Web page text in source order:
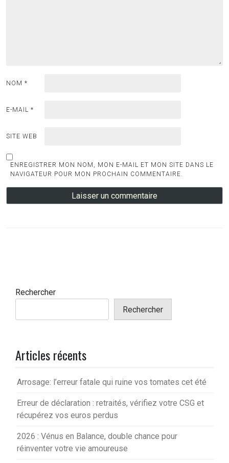
NOM *
E-MAIL *
SITE WEB
ENREGISTRER MON NOM, MON E-MAIL ET MON SITE DANS LE
NAVIGATEUR POUR MON PROCHAIN COMMENTAIRE.
Rechercher
Rechercher
Articles récents
Arrosage: l’erreur fatale qui ruine vos tomates cet été
Erreur de déclaration : retraités, vérifiez votre CSG et
récupérez vos euros perdus
2026 : Vénus en Balance, double chance pour
réinventer votre vie amoureuse